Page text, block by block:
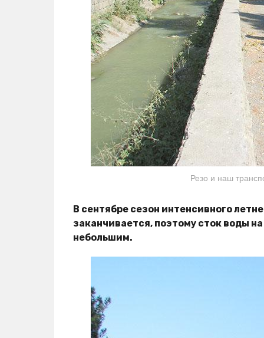
Резо и наш
В сентябре сезон интенсивного
заканчивается, поэтому сток воды
небольшим.